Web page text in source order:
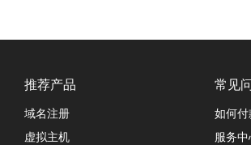
推荐产品
域名注册
虚拟主机
常见
如何付
服务中